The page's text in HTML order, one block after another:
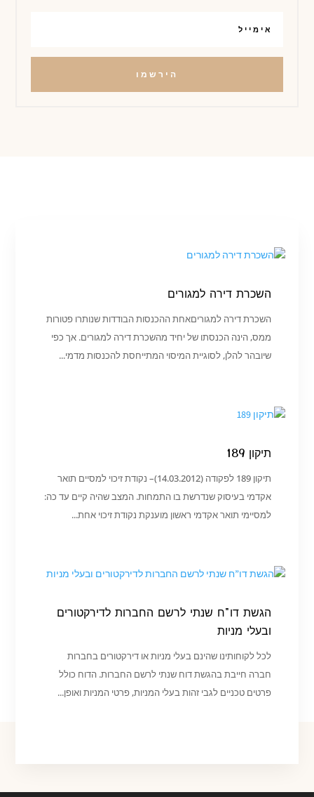
הירשמו
השכרת דירה למגורים
השכרת דירה למגוריםאחת ההכנסות הבודדות שנותרו פטורות
ממס, הינה הכנסתו של יחיד מהשכרת דירה למגורים. אך כפי
שיובהר להלן, לסוגיית המיסוי המתייחסת להכנסות מדמי...
תיקון 189
תיקון 189 לפקודה (14.03.2012)– נקודת זיכוי למסיים תואר
אקדמי בעיסוק שנדרשת בו התמחות. המצב שהיה קיים עד כה:
למסיימי תואר אקדמי ראשון מוענקת נקודת זיכוי אחת...
הגשת דו”ח שנתי לרשם החברות לדירקטורים
ובעלי מניות
לכל לקוחותינו שהינם בעלי מניות או דירקטורים בחברות
חברה חייבת בהגשת דוח שנתי לרשם החברות. הדוח כולל
פרטים טכניים לגבי זהות בעלי המניות, פרטי המניות ואופן...